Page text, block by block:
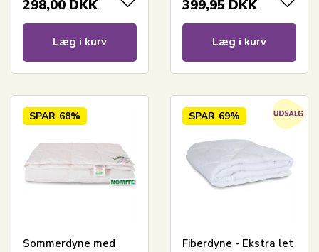
298,00 DKK
Læg i kurv
399,95 DKK
Læg i kurv
SPAR 68%
Sommerdyne med
SPAR 69%
Fiberdyne - Ekstra let